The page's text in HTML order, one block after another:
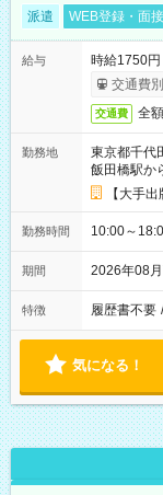
派遣 WEB登録・面
給与
時給1750円
交通費
交通費 全
勤務地
東京都千代
飯田橋駅か
【大手
勤務時間 10:00～
期間 2026年08
特徴 履歴書不要 /
気になる！